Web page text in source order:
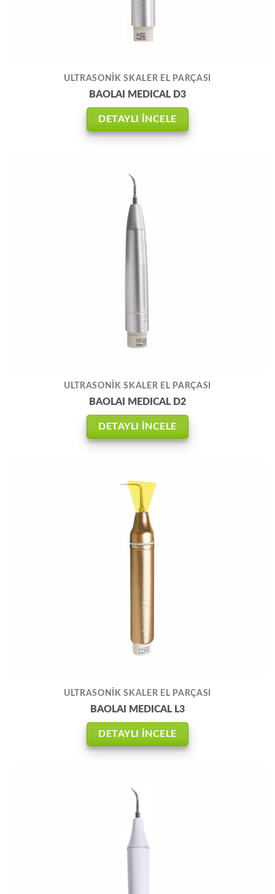
ULTRASONİK SKALER EL PARÇASI
BAOLAI MEDICAL D3
DETAYLI İNCELE
ULTRASONİK SKALER EL PARÇASI
BAOLAI MEDICAL D2
DETAYLI İNCELE
ULTRASONİK SKALER EL PARÇASI
BAOLAI MEDICAL L3
DETAYLI İNCELE